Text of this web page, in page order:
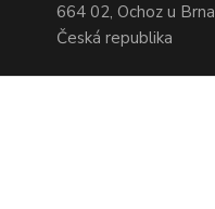
664 02, Ochoz u Brna
Česká republika